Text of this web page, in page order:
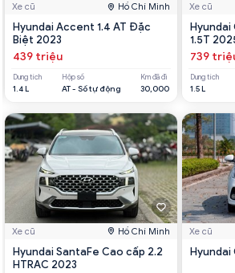
Xe cũ Hồ Chí Minh
Hyundai Accent 1.4 AT Đặc
Biệt 2023
439 triệu
Dung tích
1.4 L
Hộp số
AT - Số tự động
Km đã đi
30,000
Xe cũ Hồ Chí Minh
Hyundai SantaFe Cao cấp 2.2
HTRAC 2023
Xe cũ
Hyundai
1.5T
739
Dung tích
1.5 L
Xe cũ
Hyundai